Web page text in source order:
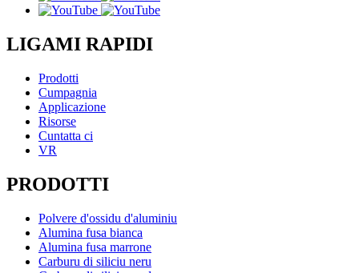
LIGAMI RAPIDI
Prodotti
Cumpagnia
Applicazione
Risorse
Cuntatta ci
VR
PRODOTTI
Polvere d'ossidu d'aluminiu
Alumina fusa bianca
Alumina fusa marrone
Carburu di siliciu neru